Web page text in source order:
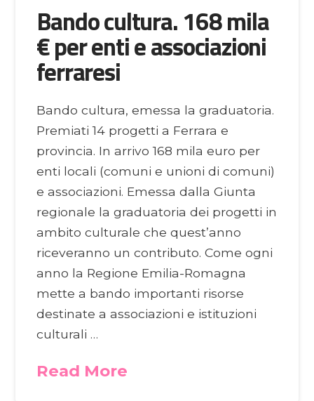
Bando cultura. 168 mila
€ per enti e associazioni
ferraresi
Bando cultura, emessa la graduatoria.
Premiati 14 progetti a Ferrara e
provincia. In arrivo 168 mila euro per
enti locali (comuni e unioni di comuni)
e associazioni. Emessa dalla Giunta
regionale la graduatoria dei progetti in
ambito culturale che quest’anno
riceveranno un contributo. Come ogni
anno la Regione Emilia-Romagna
mette a bando importanti risorse
destinate a associazioni e istituzioni
culturali …
Read More